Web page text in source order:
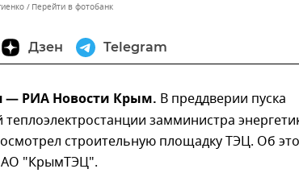
Перейти в фотобанк
Дзен Telegram
РИА Новости Крым. В преддверии пуска
замминистра
строительную площадку ТЭЦ. Об
АО "КрымТЭЦ".